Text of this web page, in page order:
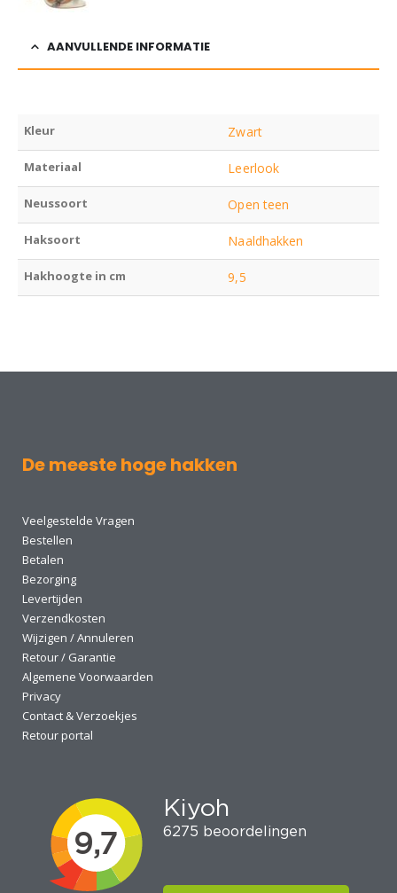
AANVULLENDE INFORMATIE
Kleur Zwart
Materiaal Leerlook
Neussoort Open teen
Haksoort Naaldhakken
Hakhoogte in cm 9,5
De meeste hoge hakken
Veelgestelde Vragen
Bestellen
Betalen
Bezorging
Levertijden
Verzendkosten
Wijzigen / Annuleren
Retour / Garantie
Algemene Voorwaarden
Privacy
Contact & Verzoekjes
Retour portal